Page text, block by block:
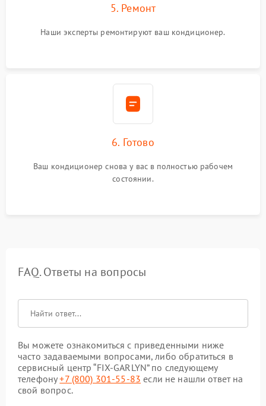
5. Ремонт
Наши эксперты ремонтируют ваш кондиционер.
6. Готово
Ваш кондиционер снова у вас в полностью рабочем
состоянии.
FAQ. Ответы на вопросы
Вы можете ознакомиться с приведенными ниже
часто задаваемыми вопросами, либо обратиться в
сервисный центр “FIX-GARLYN” по следующему
телефону+7 (800) 301-55-83 если не нашли ответ на
свой вопрос.